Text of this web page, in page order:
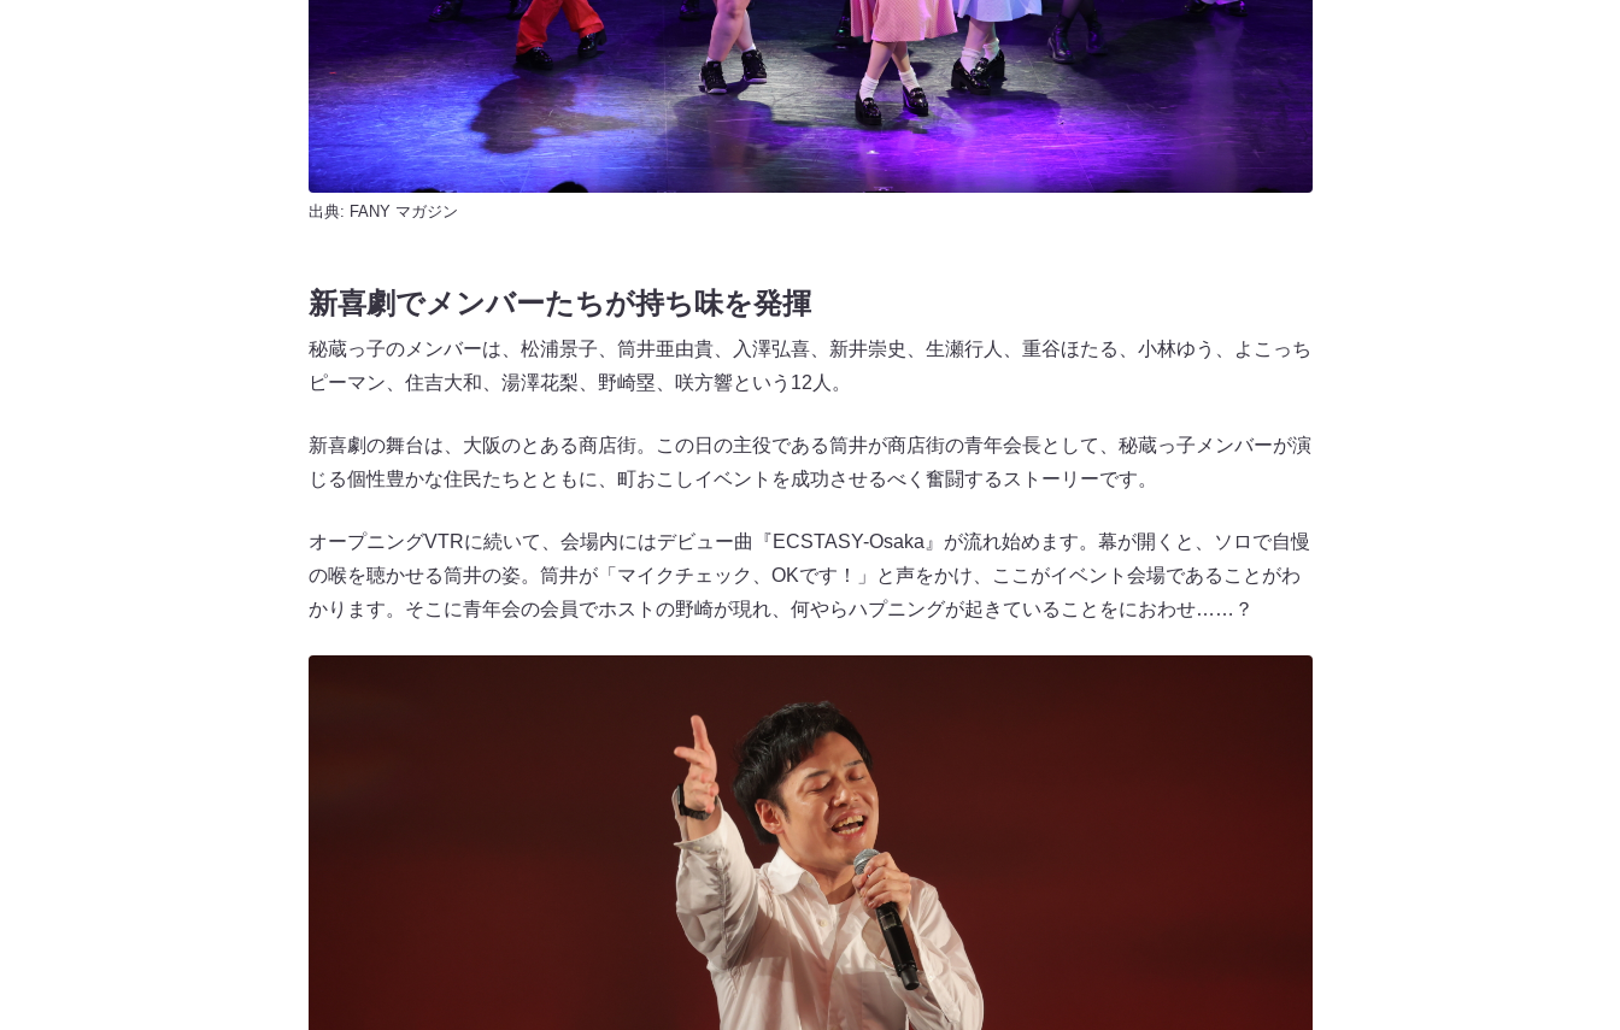
出典: FANY マガジン
新喜劇でメンバーたちが持ち味を発揮
秘蔵っ子のメンバーは、松浦景子、筒井亜由貴、入澤弘喜、新井崇史、生瀬行人、重谷ほたる、小林ゆう、よこっち
ピーマン、住吉大和、湯澤花梨、野崎塁、咲方響という12人。
新喜劇の舞台は、大阪のとある商店街。この日の主役である筒井が商店街の青年会長として、秘蔵っ子メンバーが演
じる個性豊かな住民たちとともに、町おこしイベントを成功させるべく奮闘するストーリーです。
オープニングVTRに続いて、会場内にはデビュー曲『ECSTASY-Osaka』が流れ始めます。幕が開くと、ソロで自慢
の喉を聴かせる筒井の姿。筒井が「マイクチェック、OKです！」と声をかけ、ここがイベント会場であることがわ
かります。そこに青年会の会員でホストの野崎が現れ、何やらハプニングが起きていることをにおわせ……？